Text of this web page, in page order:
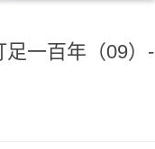
足一百年（09）-